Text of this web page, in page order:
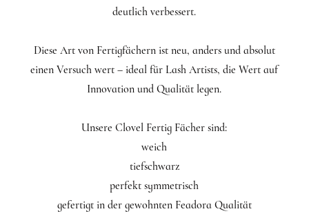
deutlich verbessert.
Diese Art von Fertigfächern ist neu, anders und absolut
einen Versuch wert – ideal für Lash Artists, die Wert auf
Innovation und Qualität legen.
Unsere Clovel Fertig Fächer sind:
weich
tiefschwarz
perfekt symmetrisch
gefertigt in der gewohnten Feadora Qualität